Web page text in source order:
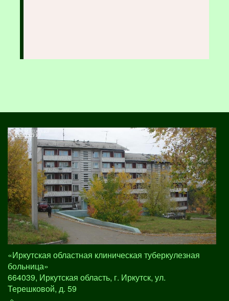
«Иркутская областная клиническая туберкулезная
больница»
664039, Иркутская область, г. Иркутск, ул.
Терешковой, д. 59